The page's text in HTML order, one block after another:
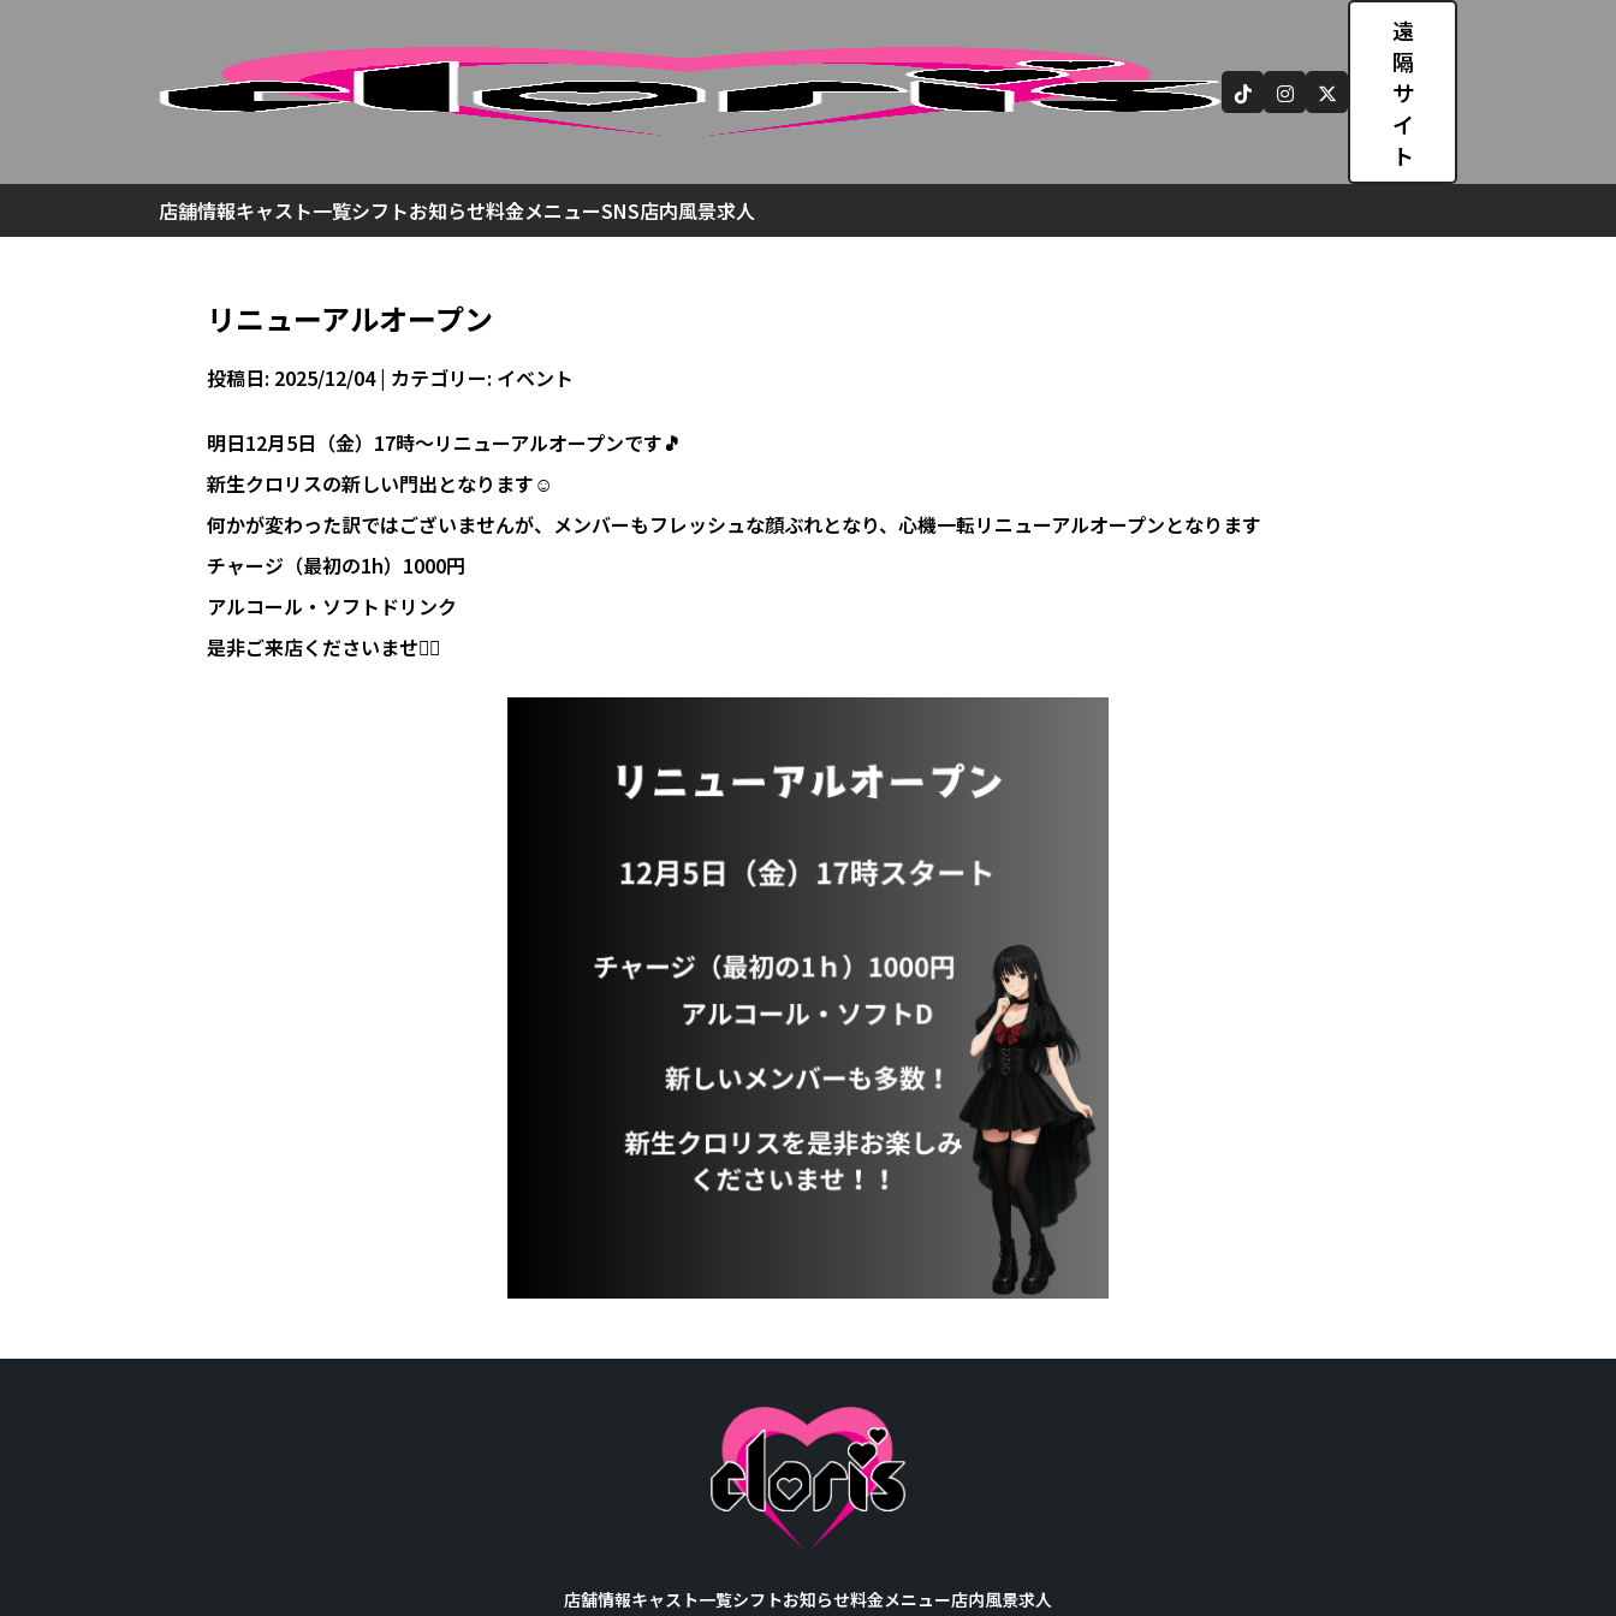
遠
隔
サ
イ
ト
店舗情報キャスト一覧シフトお知らせ料金メニューSNS店内風景求人
リニューアルオープン
投稿日: 2025/12/04 | カテゴリー: イベント
明日12月5日（金）17時～リニューアルオープンです🎵
新生クロリスの新しい門出となります☺️
何かが変わった訳ではございませんが、メンバーもフレッシュな顔ぶれとなり、心機一転リニューアルオープンとなります
チャージ（最初の1h）1000円
アルコール・ソフトドリンク
是非ご来店くださいませ🙇‍♂️
店舗情報キャスト一覧シフトお知らせ料金メニュー店内風景求人